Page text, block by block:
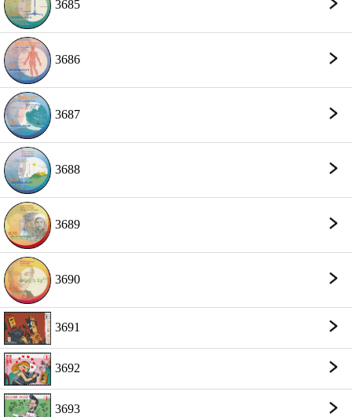
3685
3686
3687
3688
3689
3690
3691
3692
3693